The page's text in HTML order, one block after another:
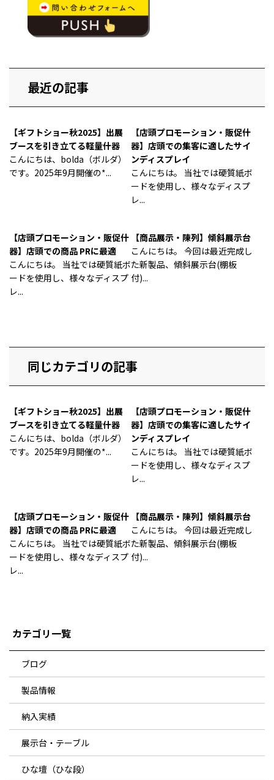
最近の記事
【ギフトショー秋2025】出展
ブースを引き立てる軽量什器
こんにちは、bolda（ボルダ）
です。2025年9月開催の*...
【店頭プロモーション・販促什
器】店頭での集客に適したサイ
ンディスプレイ
こんにちは。 当社では硬質紙ボ
ードを使用し、様々なディスプ
レ...
【店頭プロモーション・販促什
器】店頭での商品 PRに最適
こんにちは。 当社では硬質紙ボ
ードを使用し、様々なディスプ
レ...
【商品展示・陳列】傾斜展示台
こんにちは。 今回は最近完成し
た新製品、傾斜展示台(棚板
付)...
同じカテゴリの記事
【ギフトショー秋2025】出展
ブースを引き立てる軽量什器
こんにちは、bolda（ボルダ）
です。2025年9月開催の*...
【店頭プロモーション・販促什
器】店頭での集客に適したサイ
ンディスプレイ
こんにちは。 当社では硬質紙ボ
ードを使用し、様々なディスプ
レ...
【店頭プロモーション・販促什
器】店頭での商品 PRに最適
こんにちは。 当社では硬質紙ボ
ードを使用し、様々なディスプ
レ...
【商品展示・陳列】傾斜展示台
こんにちは。 今回は最近完成し
た新製品、傾斜展示台(棚板
付)...
カテゴリ一覧
ブログ
製品情報
納入実績
展示台・テーブル
ひな壇（ひな段）